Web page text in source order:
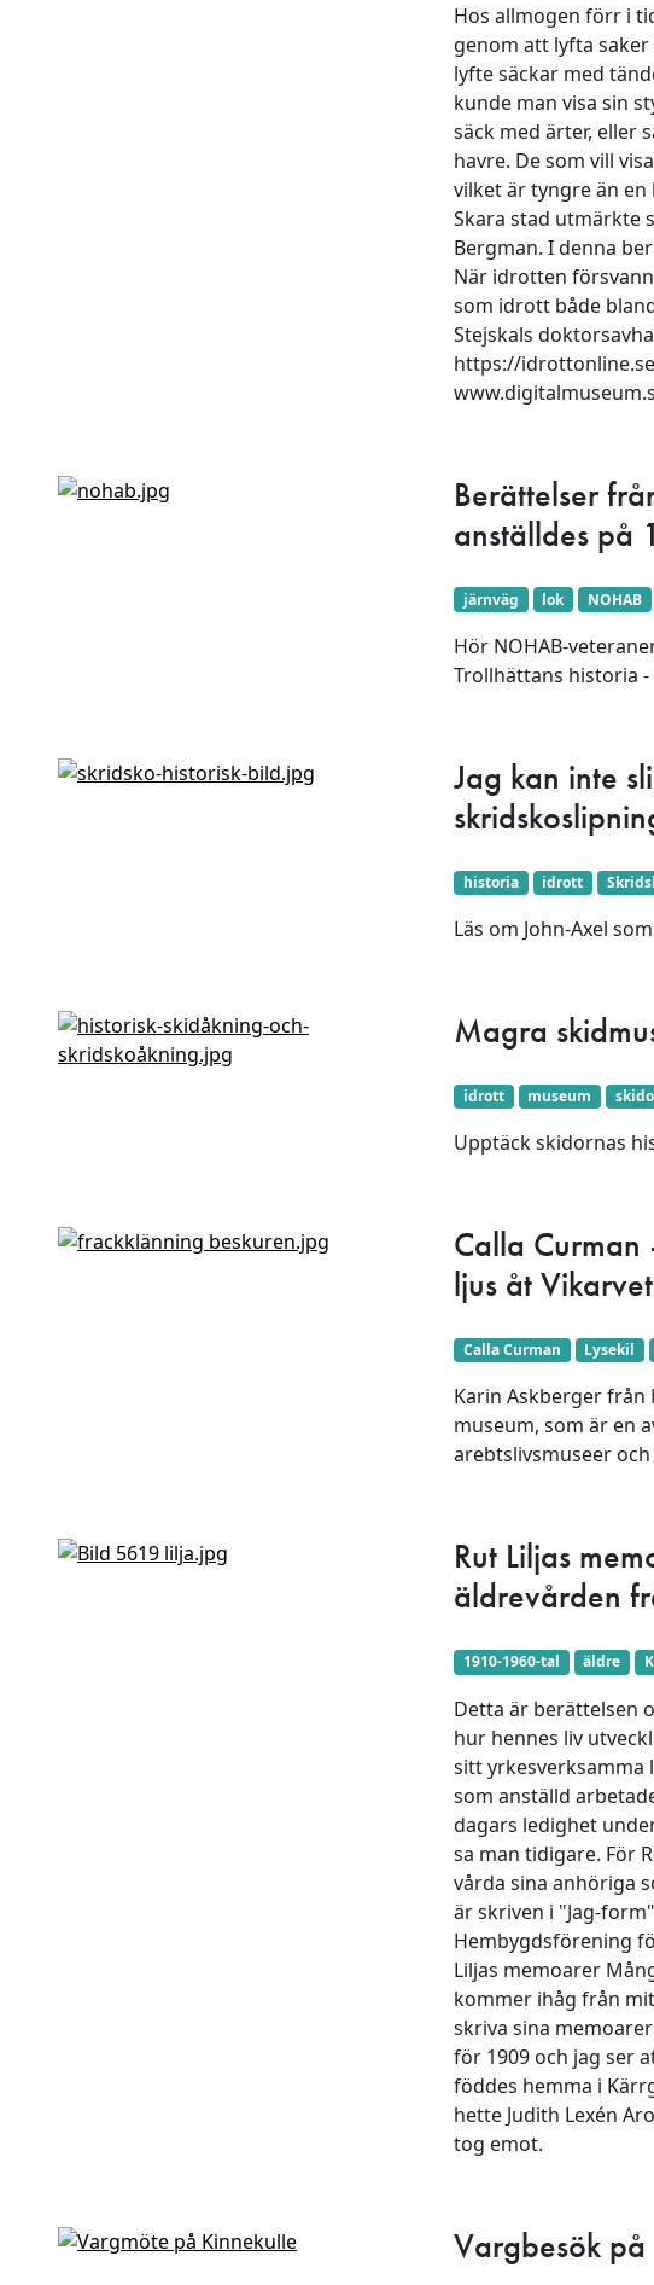
Hos allmogen förr i
genom att lyfta
lyfte säckar med
kunde man visa sin
säck med ärter, eller
havre. De som vill
vilket är tyngre än
Skara stad utmärkte
Bergman. I denna
När idrotten
som idrott både
Stejskals
https://
Berättelser
anställdes på
järnväg lok NOHAB
Hör NOHAB-
Trollhättans historia -
Jag kan inte
historia idrott
Läs om John-Axel
Magra
idrott museum
Upptäck skidornas
Calla
ljus åt
Calla Curman Lysekil
Karin Askberger från
museum, som är en
arebtslivsmuseer
Rut Liljas
äldrevården
1910-1960-tal äldre
Detta är berättelsen
hur hennes liv
sitt yrkesverksamma
som anställd
dagars ledighet
sa man tidigare. För
vårda sina anhöriga
är skriven i "Jag-
Hembygdsförening
Liljas memoarer
kommer ihåg från
skriva sina
för 1909 och jag ser
föddes hemma i
hette Judith Lexén
tog emot.
Vargbesök på